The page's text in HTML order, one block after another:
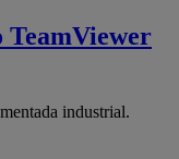
TeamViewer
industrial.